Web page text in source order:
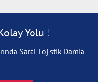
Yolu !
Saral Lojistik Damia